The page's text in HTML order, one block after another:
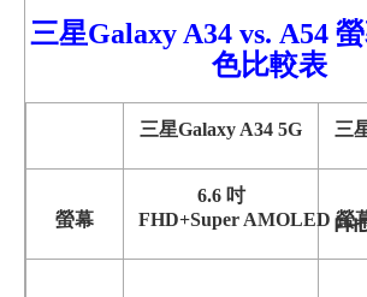
三星Galaxy A34 vs. A54
色比較表
三星Galaxy A34 5G 三
螢幕
6.6 吋
FHD+Super AMOLED 螢